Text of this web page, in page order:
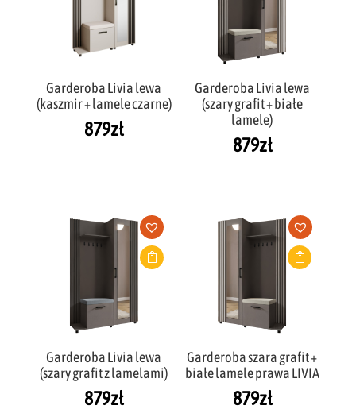
Garderoba Livia lewa
(kaszmir + lamele czarne)
879zł
Garderoba Livia lewa
(szary grafit + białe
lamele)
879zł
Garderoba Livia lewa
(szary grafit z lamelami)
879zł
Garderoba szara grafit +
białe lamele prawa LIVIA
879zł